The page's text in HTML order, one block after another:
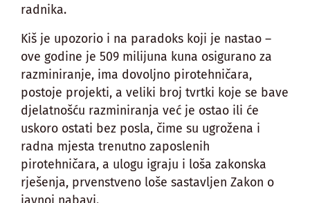
radnika.
Kiš je upozorio i na paradoks koji je nastao –
ove godine je 509 milijuna kuna osigurano za
razminiranje, ima dovoljno pirotehničara,
postoje projekti, a veliki broj tvrtki koje se bave
djelatnošću razminiranja već je ostao ili će
uskoro ostati bez posla, čime su ugrožena i
radna mjesta trenutno zaposlenih
pirotehničara, a ulogu igraju i loša zakonska
rješenja, prvenstveno loše sastavljen Zakon o